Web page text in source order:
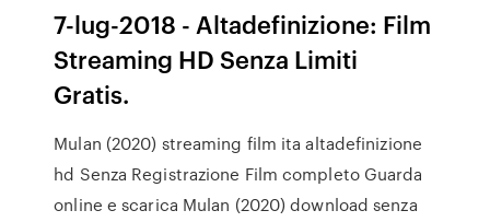
7-lug-2018 - Altadefinizione: Film
Streaming HD Senza Limiti
Gratis.
Mulan (2020) streaming film ita altadefinizione
hd Senza Registrazione Film completo Guarda
online e scarica Mulan (2020) download senza